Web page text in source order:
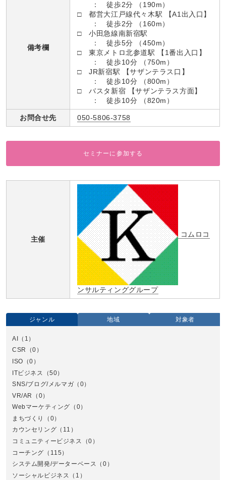
備考欄
： 徒歩2分 （190m）
□ 都営大江戸線代々木駅 【A1出入口】
： 徒歩2分 （160m）
□ 小田急線南新宿駅
： 徒歩5分 （450m）
□ 東京メトロ北参道駅 【1番出入口】
： 徒歩10分 （750m）
□ JR新宿駅 【サザンテラス口】
： 徒歩10分 （800m）
□ バスタ新宿 【サザンテラス方面】
： 徒歩10分 （820m）
お問合せ先 050-5806-3758
セミナーに参加する
主催
コムロコ
ンサルティンググループ
ジャンル 地域 対象者
AI （1）
CSR
（0）
ISO （0）
ITビジネス
（50）
SNS/ブログ/メルマガ （0）
VR/AR
（0）
Webマーケティング （0）
まちづくり
（0）
カウンセリング （11）
コミュニティービジネス
（0）
コーチング （115）
システム開発/データーベース （0）
ソーシャルビジネス （1）